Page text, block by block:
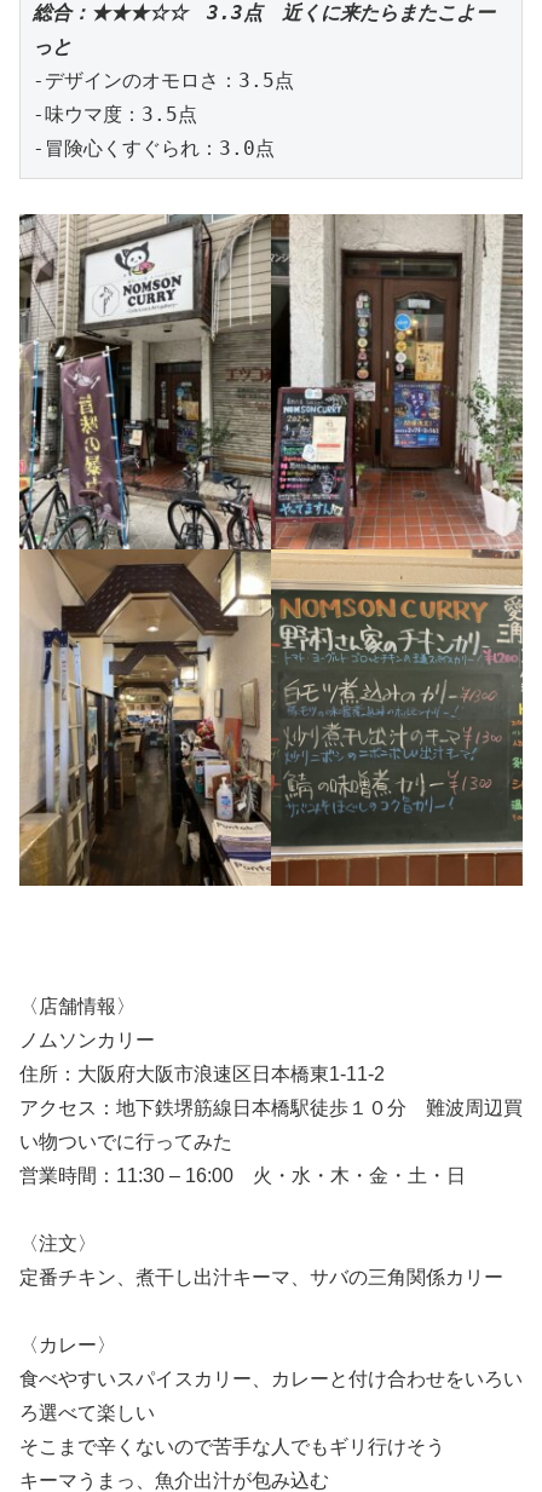
総合：★★★☆☆　3.3点　近くに来たらまたこよー
っと
-デザインのオモロさ：3.5点
-味ウマ度：3.5点
-冒険心くすぐられ：3.0点
〈店舗情報〉
ノムソンカリー
住所：大阪府大阪市浪速区日本橋東1-11-2
アクセス：地下鉄堺筋線日本橋駅徒歩１０分 難波周辺買
い物ついでに行ってみた
営業時間：11:30 – 16:00 火・水・木・金・土・日
〈注文〉
定番チキン、煮干し出汁キーマ、サバの三角関係カリー
〈カレー〉
食べやすいスパイスカリー、カレーと付け合わせをいろい
ろ選べて楽しい
そこまで辛くないので苦手な人でもギリ行けそう
キーマうまっ、魚介出汁が包み込む